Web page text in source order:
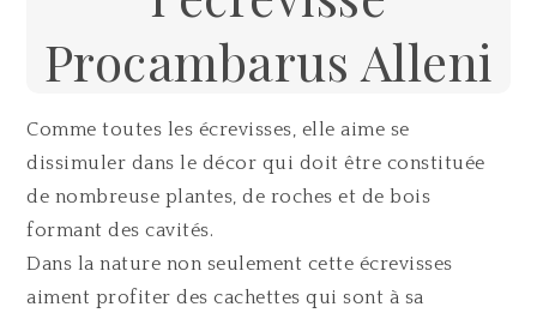
Procambarus Alleni
Comme toutes les écrevisses, elle aime se
dissimuler dans le décor qui doit être constituée
de nombreuse plantes, de roches et de bois
formant des cavités.
Dans la nature non seulement cette écrevisses
aiment profiter des cachettes qui sont à sa